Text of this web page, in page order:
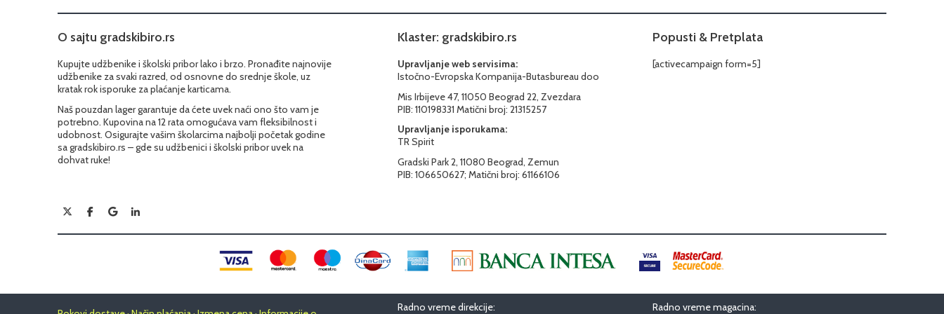
O sajtu gradskibiro.rs
Kupujte udžbenike i školski pribor lako i brzo. Pronađite najnovije
udžbenike za svaki razred, od osnovne do srednje škole, uz
kratak rok isporuke za plaćanje karticama.
Naš pouzdan lager garantuje da ćete uvek naći ono što vam je
potrebno. Kupovina na 12 rata omogućava vam fleksibilnost i
udobnost. Osigurajte vašim školarcima najbolji početak godine
sa gradskibiro.rs – gde su udžbenici i školski pribor uvek na
dohvat ruke!
Klaster: gradskibiro.rs
Upravljanje web servisima:
Istočno-Evropska Kompanija-Butasbureau doo
Mis Irbijeve 47, 11050 Beograd 22, Zvezdara
PIB: 110198331 Matični broj: 21315257
Upravljanje isporukama:
TR Spirit
Gradski Park 2, 11080 Beograd, Zemun
PIB: 106650627; Matični broj: 61166106
Popusti & Pretplata
[activecampaign form=5]
Radno vreme direkcije:
Radno vreme magacina: